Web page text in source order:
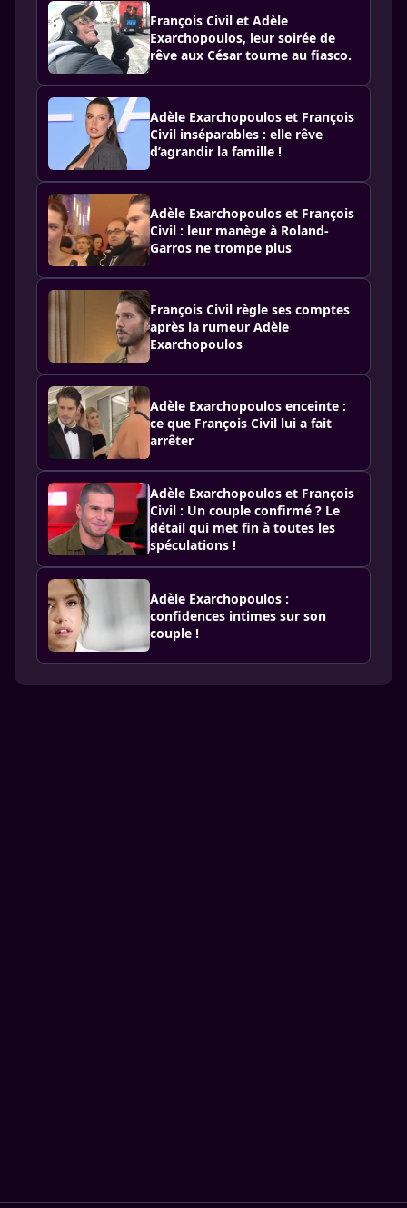
François Civil et Adèle
Exarchopoulos, leur soirée de
rêve aux César tourne au fiasco.
Adèle Exarchopoulos et François
Civil inséparables : elle rêve
d’agrandir la famille !
Adèle Exarchopoulos et François
Civil : leur manège à Roland-
Garros ne trompe plus
François Civil règle ses comptes
après la rumeur Adèle
Exarchopoulos
Adèle Exarchopoulos enceinte :
ce que François Civil lui a fait
arrêter
Adèle Exarchopoulos et François
Civil : Un couple confirmé ? Le
détail qui met fin à toutes les
spéculations !
Adèle Exarchopoulos :
confidences intimes sur son
couple !